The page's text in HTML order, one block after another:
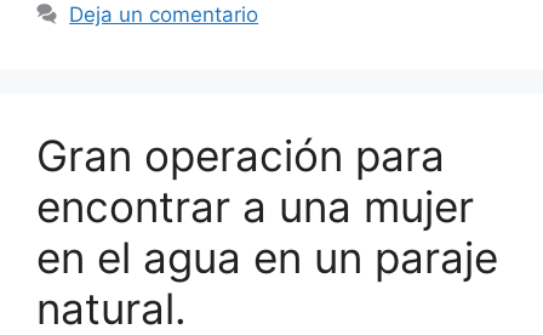
Deja un comentario
Gran operación para
encontrar a una mujer
en el agua en un paraje
natural.